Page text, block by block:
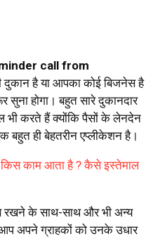
call from
है या आपका कोई बिजनेस है
होगा। बहुत सारे दुकानदार
भी करते हैं क्योंकि पैसों के लेनदेन
बहुत ही बेहतरीन एप्लीकेशन है।
काम आता है ? कैसे इस्तेमाल
रखने के साथ-साथ और भी अन्य
अपने ग्राहकों को उनके उधार